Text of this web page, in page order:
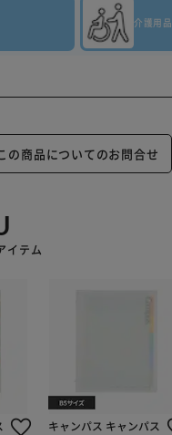
介護用品
の商品についてのお問合せ
イテム
キャンパス キャンパス